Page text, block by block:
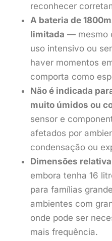
reconhecer
A bateria de
limitada — mesmo
uso intensivo ou
haver momentos
comporta como
Não é indicada
muito úmidos ou
sensor e
afetados por
condensação ou
Dimensões
embora tenha 16
para famílias
ambientes com
onde pode ser
mais frequência.